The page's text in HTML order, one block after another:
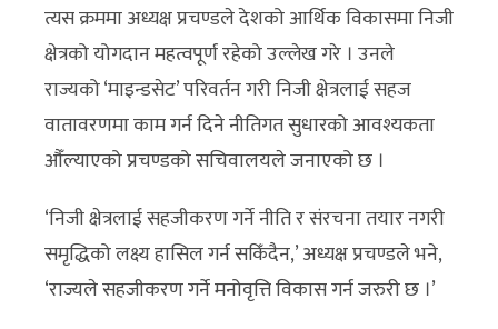
त्यस क्रममा अध्यक्ष प्रचण्डले देशको आर्थिक विकासमा निजी
क्षेत्रको योगदान महत्वपूर्ण रहेको उल्लेख गरे । उनले
राज्यको ‘माइन्डसेट’ परिवर्तन गरी निजी क्षेत्रलाई सहज
वातावरणमा काम गर्न दिने नीतिगत सुधारको आवश्यकता
औँल्याएको प्रचण्डको सचिवालयले जनाएको छ ।
‘निजी क्षेत्रलाई सहजीकरण गर्ने नीति र संरचना तयार नगरी
समृद्धिको लक्ष्य हासिल गर्न सकिँदैन,’ अध्यक्ष प्रचण्डले भने,
‘राज्यले सहजीकरण गर्ने मनोवृत्ति विकास गर्न जरुरी छ ।’